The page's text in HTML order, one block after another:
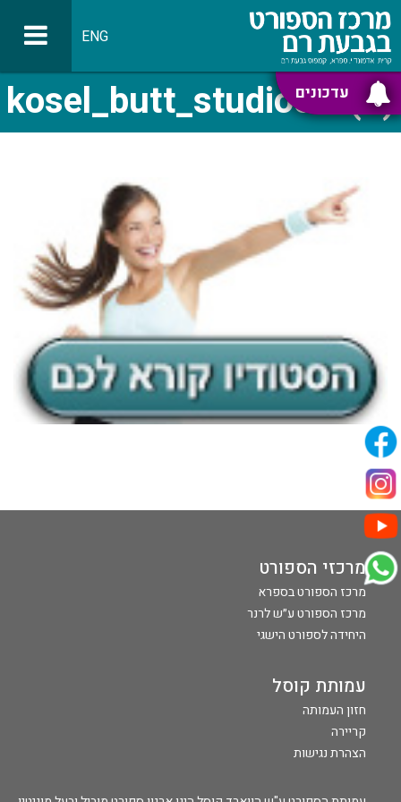
עדכונים
ENG
kosel_butt_studiocall(1)
מרכזי הספורט
מרכז הספורט בספרא
מרכז הספורט ע״ש לרנר
היחידה לספורט הישגי
עמותת קוסל
חזון העמותה
קריירה
הצהרת נגישות